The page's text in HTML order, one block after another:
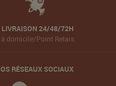
LIVRAISON 24/48/72H
à domicile/Point Relais
RÉSEAUX SOCIAUX